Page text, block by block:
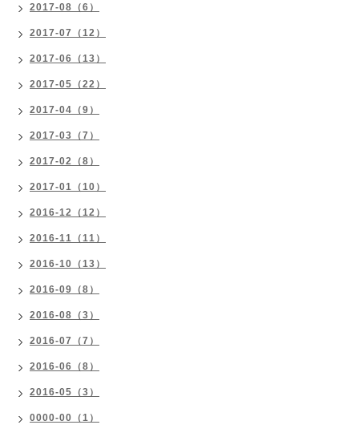
2017-08（6）
2017-07（12）
2017-06（13）
2017-05（22）
2017-04（9）
2017-03（7）
2017-02（8）
2017-01（10）
2016-12（12）
2016-11（11）
2016-10（13）
2016-09（8）
2016-08（3）
2016-07（7）
2016-06（8）
2016-05（3）
0000-00（1）